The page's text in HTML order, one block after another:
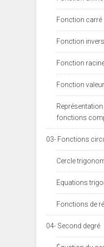
Fonction carré
Fonction
Fonction
Fonction
fonctions
03- Fonctions
Cercle
Equations
Fonctions de
04- Second degré